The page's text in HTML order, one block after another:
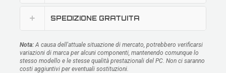
SPEDIZIONE GRATUITA
Nota: A causa dell'attuale situazione di mercato, potrebbero verificarsi
variazioni di marca per alcuni componenti, mantenendo comunque lo
stesso modello e le stesse qualità prestazionali del PC. Non ci saranno
costi aggiuntivi per eventuali sostituzioni.